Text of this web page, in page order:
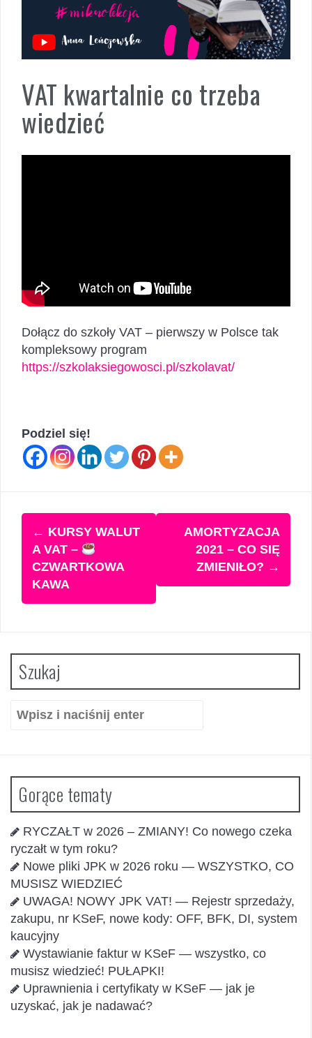
VAT kwartalnie co trzeba
wiedzieć
Dołącz do szkoły VAT – pierwszy w Polsce tak
kompleksowy program
https://szkolaksiegowosci.pl/szkolavat/
Podziel się!
Zobacz
wpisy
← KURSY WALUT
A VAT –
CZWARTKOWA
KAWA
AMORTYZACJA
2021 – CO SIĘ
ZMIENIŁO? →
Szukaj
Szukaj:
Gorące tematy
RYCZAŁT w 2026 – ZMIANY! Co nowego czeka
ryczałt w tym roku?
Nowe pliki JPK w 2026 roku — WSZYSTKO, CO
MUSISZ WIEDZIEĆ
UWAGA! NOWY JPK VAT! — Rejestr sprzedaży,
zakupu, nr KSeF, nowe kody: OFF, BFK, DI, system
kaucyjny
Wystawianie faktur w KSeF — wszystko, co
musisz wiedzieć! PUŁAPKI!
Uprawnienia i certyfikaty w KSeF — jak je
uzyskać, jak je nadawać?